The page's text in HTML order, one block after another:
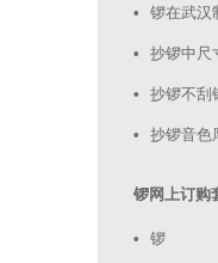
锣在武汉
抄锣中尺
抄锣不刮
抄锣音色
锣网上订购
锣